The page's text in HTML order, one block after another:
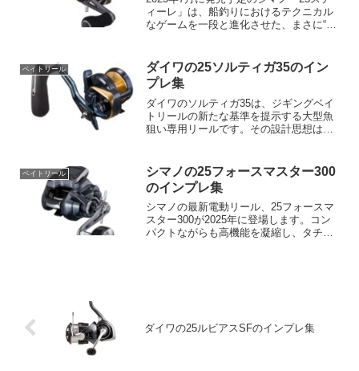
ィーレ」は、船釣りにおけるテクニカル
なゲームを一段と進化させた、まさに“攻
持しながらも、パワーと操作性の両立に
成功している点...
ベイトリール
ダイワの25ソルティガ35のイン
プレ集
ダイワのソルティガ35は、ジギングベイ
トリールの新たな基準を提示する大型魚
狙い専用リールです。その設計思想は、
ンスを提供することにあります。特に、
キハダ、ヒラマサ、カン...
ベイトリール
シマノの25フォースマスター300
のインプレ集
シマノの最新電動リール、25フォースマ
スター300が2025年に登場します。コン
パクトながらも高機能を凝縮し、タチウ
ダイワの25ルビアスSFのインプレ集